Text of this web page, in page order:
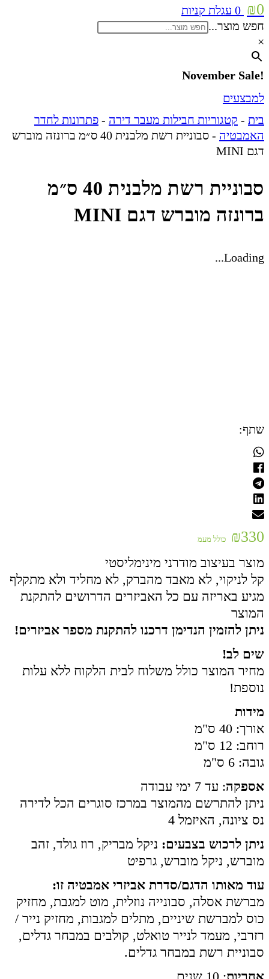
₪0
0 עגלת קניות
חפש מוצר...
×
!November Sale
למבצעים
בית - קטגוריות חבילות מעבר דירה - פתרונות לחדר
האמבטיה -
סבוניית רשת מלבנית 40 ס״מ ברונזה מוברש
דגם MINI
סבוניית רשת מלבנית 40 ס״מ
ברונזה מוברש דגם MINI
Loading...
שתף:
₪330 כולל מעמ
מוצר בעיצוב מודרני מינימליסטי
קל לניקוי, לא מאבד מהברק, לא מחליד ולא מתקלף
מגיע באריזה עם כל האביזרים הדרושים להתקנת
המוצר
ניתן להזמין הנדימן דרכנו להתקנת מספר אביזרים!
שים לב!
מחיר המוצר כולל משלוח לבית הלקוח ללא עלות
נוספת!
מידות
אורך: 40 ס"מ
רוחב: 12 ס"מ
גובה: 6 ס"מ
אספקה: עד 7 ימי עבודה
ניתן להתרשם מהמוצר במרכז סוגרים הכל לדירה
נס ציונה, האיזמל 4
ניתן לרכוש בצבעים: ניקל מבריק, רוז גולד, זהב
מוברש, ניקל מוברש, גרפיט
עוד מאותו הדגם/סדרת אביזרי אמבטיה זו:
מברשת אסלה, סבונייה נוזלית, מוט למגבת, מחזיק
כוס למברשת שיניים, מתלים למגבות, מחזיק נייר /
רזרבי, מעמד לנייר טואלט, קולבים במבחר גדלים,
סבוניית רשת במבחר גדלים.